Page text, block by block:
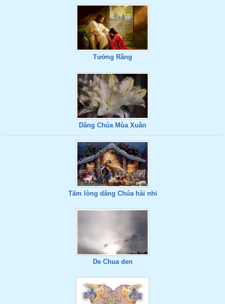
Tưởng Rằng
Dâng Chúa Mùa Xuân
Tấm lòng dâng Chúa hài nhi
De Chua den